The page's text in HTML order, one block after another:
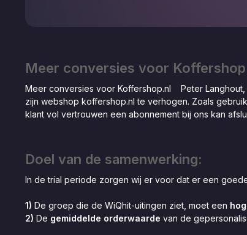
Meer conversies voor
Meer conversies voor Koffershop.nl Peter Langhout,
zijn webshop koffershop.nl te verhogen. Zoals
klant vol vertrouwen een abonnement bij ons kan
Doel van de samenwerking:
In de trial periode zorgen wij er voor dat er een
1) De groep die de WiQhit-uitingen ziet, moet een
2) De gemiddelde orderwaarde van de